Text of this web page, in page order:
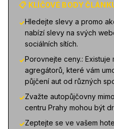
📋 KLÍČOVÉ BODY
✓Hledejte slevy a promo
nabízí slevy na svých
sociálních sítích.
✓Porovnejte ceny.:
agregátorů, které vám
půjčení aut od různých
✓Zvažte autopůjčovny
centru Prahy mohou být
✓Zeptejte se ve vašem